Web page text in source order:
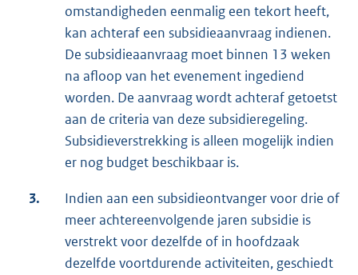
omstandigheden eenmalig een tekort heeft,
kan achteraf een subsidieaanvraag indienen.
De subsidieaanvraag moet binnen 13 weken
na afloop van het evenement ingediend
worden. De aanvraag wordt achteraf getoetst
aan de criteria van deze subsidieregeling.
Subsidieverstrekking is alleen mogelijk indien
er nog budget beschikbaar is.
3.
Indien aan een subsidieontvanger voor drie of
meer achtereenvolgende jaren subsidie is
verstrekt voor dezelfde of in hoofdzaak
dezelfde voortdurende activiteiten, geschiedt